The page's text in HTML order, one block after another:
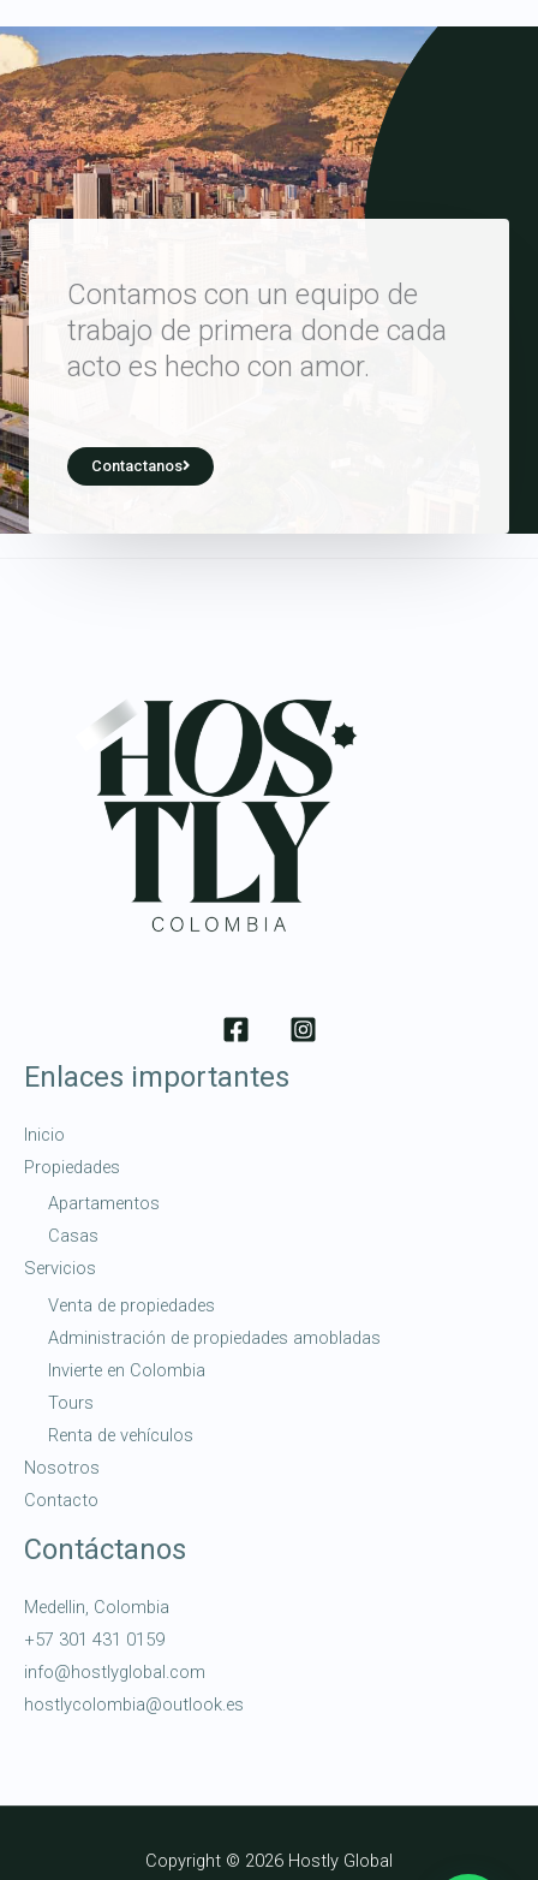
Contamos con un equipo de
trabajo de primera donde cada
acto es hecho con amor.
Contactanos
Enlaces importantes
Inicio
Propiedades
Apartamentos
Casas
Servicios
Venta de propiedades
Administración de propiedades amobladas
Invierte en Colombia
Tours
Renta de vehículos
Nosotros
Contacto
Contáctanos
Medellin, Colombia
+57 301 431 0159
info@hostlyglobal.com
hostlycolombia@outlook.es
Copyright © 2026 Hostly Global